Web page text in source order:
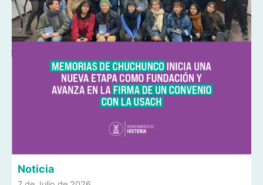
Noticia